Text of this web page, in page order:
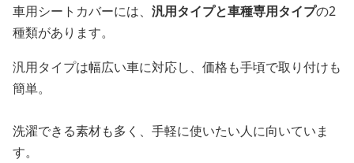
車用シートカバーには、 汎用タイプと車種専用タイプの2
種類があります。
汎用タイプは幅広い車に対応し、価格も手頃で取り付けも
簡単。
洗濯できる素材も多く、手軽に使いたい人に向いていま
す。